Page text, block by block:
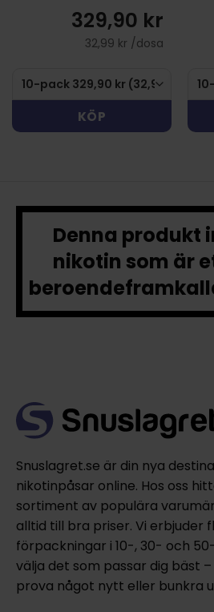
329,90 kr
32,99 kr /dosa
KÖP
Denna produkt
nikotin som är
Snuslagret.se är din nya
nikotinpåsar online. Hos oss
sortiment av populära
alltid till bra priser. Vi erbjuder
förpackningar i 10-, 30- och
välja det som passar dig bäst
prova något nytt eller bunkra